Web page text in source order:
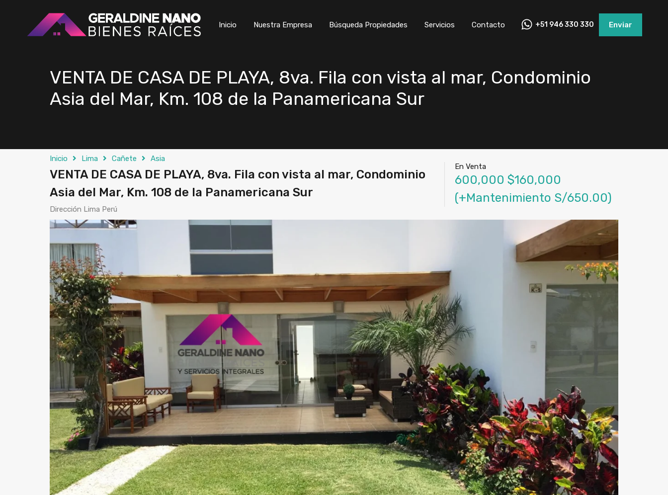
Inicio Nuestra Empresa Búsqueda Propiedades Servicios Contacto +51 946 330 330 Enviar
VENTA DE CASA DE PLAYA, 8va. Fila con vista al mar, Condominio
Asia del Mar, Km. 108 de la Panamericana Sur
Inicio Lima Cañete Asia
VENTA DE CASA DE PLAYA, 8va. Fila con vista al mar, Condominio
Asia del Mar, Km. 108 de la Panamericana Sur
Dirección Lima Perú
En Venta
600,000 $160,000
(+Mantenimiento S/650.00)